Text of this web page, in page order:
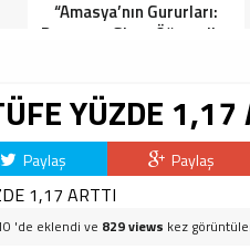
“Amasya’nın Gururları:
Dereceye Giren Öğrenciler
YÜZDE 1,17
Paylaş Paylaş
'de eklendi ve 829 views kez